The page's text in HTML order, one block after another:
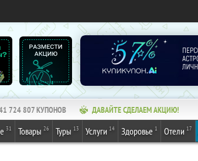
724 807КУПОНОВ ДАВАЙТЕ СДЕЛАЕМ АКЦИЮ!
31 Товары 26 Туры 13 Услуги 14 Здоровье 1 Отели 17